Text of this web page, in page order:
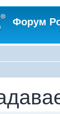
Форум